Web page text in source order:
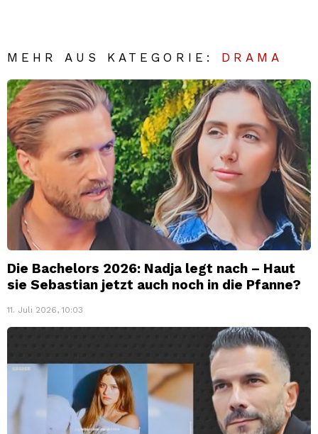
MEHR AUS KATEGORIE: DRAMA
Die Bachelors 2026: Nadja legt nach – Haut
sie Sebastian jetzt auch noch in die Pfanne?
11. Juli 2026, 10:03